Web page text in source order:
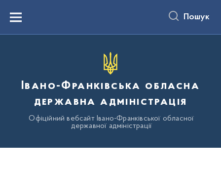
вмістуMenu Пошук
Івано-Франківська обласна
державна адміністрація
Офіційний вебсайт Івано-Франківської обласної
державної адміністрації